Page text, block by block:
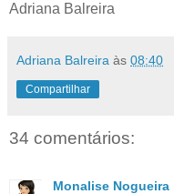
Adriana Balreira
Adriana Balreira às 08:40
Compartilhar
34 comentários:
Monalise Nogueira